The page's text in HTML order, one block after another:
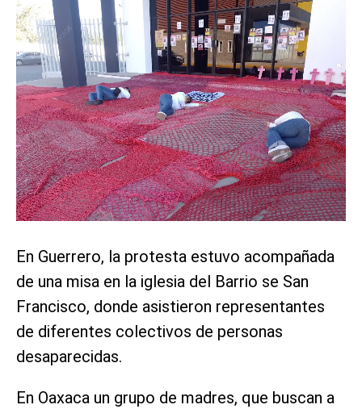
En Guerrero, la protesta estuvo acompañada
de una misa en la iglesia del Barrio se San
Francisco, donde asistieron representantes
de diferentes colectivos de personas
desaparecidas.
En Oaxaca un grupo de madres, que buscan a